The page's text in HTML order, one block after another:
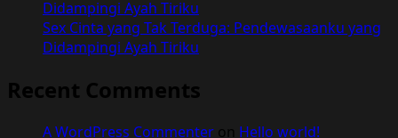
Didampingi Ayah Tiriku
Sex Cinta yang Tak Terduga: Pendewasaanku yang
Didampingi Ayah Tiriku
Recent Comments
A WordPress Commenter on Hello world!